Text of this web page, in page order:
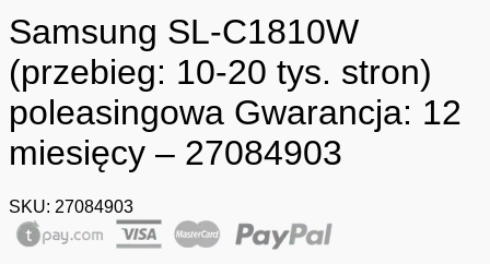
Samsung SL-C1810W
(przebieg: 10-20 tys. stron)
poleasingowa Gwarancja: 12
miesięcy – 27084903
SKU: 27084903